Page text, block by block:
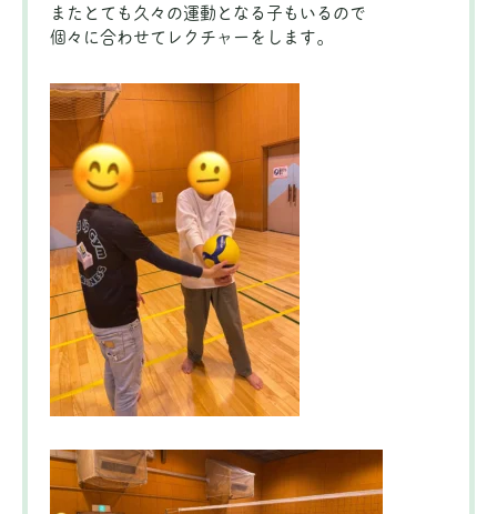
またとても久々の運動となる子もいるので
個々に合わせてレクチャーをします。